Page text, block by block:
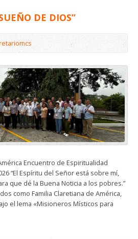
DE DIOS”
Encuentro de Espiritualidad
“El Espíritu del Señor está sobre mí,
que dé la Buena Noticia a los pobres.”
como Familia Claretiana de América,
el lema «Misioneros Místicos para